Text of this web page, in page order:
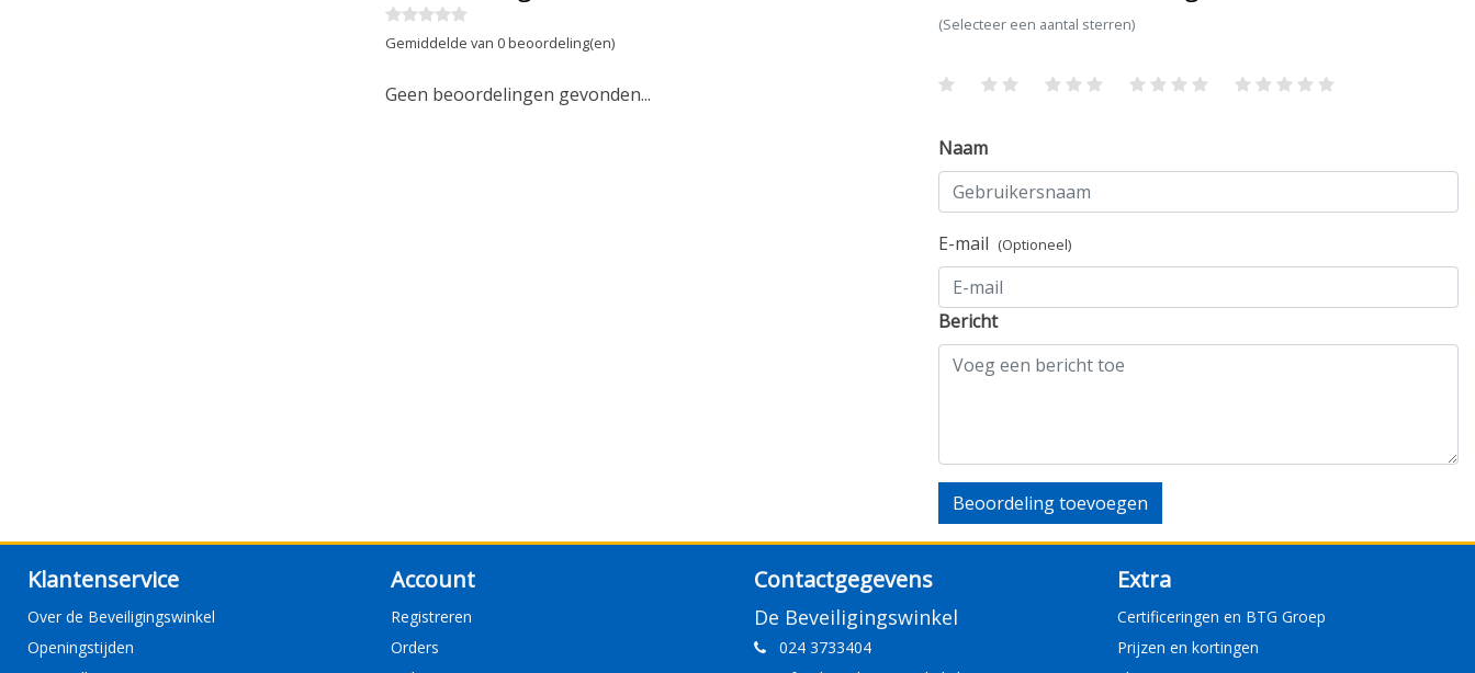
Gemiddelde van 0 beoordeling(en)
Geen beoordelingen gevonden...
(Selecteer een aantal sterren)
Naam
E-mail (Optioneel)
Bericht
Beoordeling toevoegen
Klantenservice
Over de Beveiligingswinkel
Openingstijden
Account
Registreren
Orders
Contactgegevens
De Beveiligingswinkel
024 3733404
Extra
Certificeringen en BTG Groep
Prijzen en kortingen